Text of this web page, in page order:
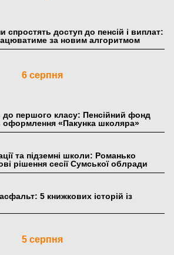
доступ до пенсій і виплат:
за новим алгоритмом
6 серпня
до першого класу: Пенсійний фонд
«Пакунка школяра»
та підземні школи: Романько
рішення сесії Сумської облради
5 книжкових історій із
5 серпня